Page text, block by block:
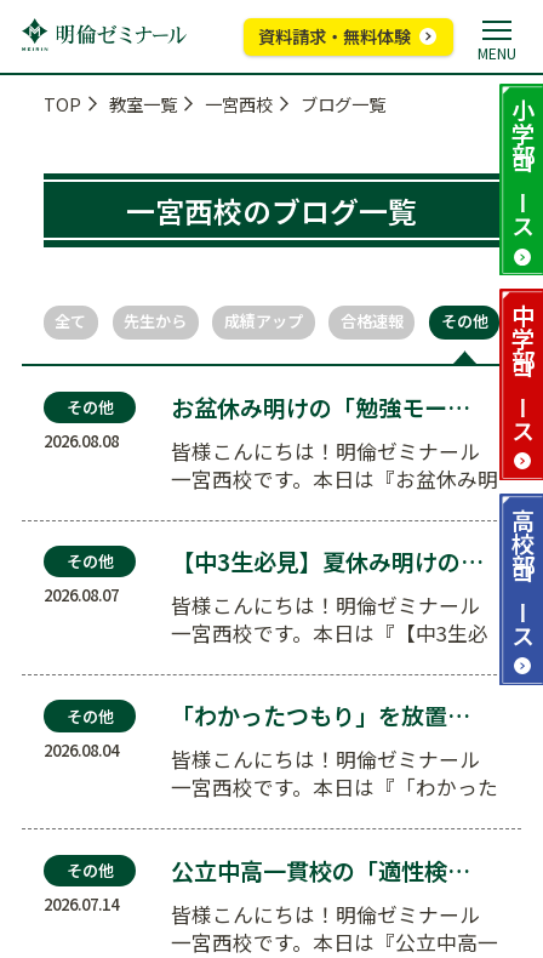
資料請求・無料体験
MENU
小学部
コース
中学部
コース
高校部
コース
TOP 教室一覧 一宮西校 ブログ一覧
一宮西校のブログ一覧
全て 先生から 成績アップ 合格速報 その他
その他
2026.08.08
お盆休み明けの「勉強モード」への切り替え術。5分間…
皆様こんにちは！明倫ゼミナール
一宮西校です。本日は『お盆休み明
その他
2026.08.07
【中3生必見】夏休み明けの不安を解消！愛知県公立高…
皆様こんにちは！明倫ゼミナール
一宮西校です。本日は『【中3生必
その他
2026.08.04
「わかったつもり」を放置しない！夏の定着度チェック…
皆様こんにちは！明倫ゼミナール
一宮西校です。本日は『「わかった
その他
2026.07.14
公立中高一貫校の「適性検査」対策も！小5・小6夏休…
皆様こんにちは！明倫ゼミナール
一宮西校です。本日は『公立中高一